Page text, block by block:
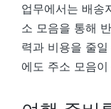
업무에서는 배송
소 모음을 통해
력과 비용을 줄
에도 주소 모음